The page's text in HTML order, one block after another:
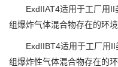
ExdIIAT4适用于工厂用II
组爆炸气体混合物存在的环境
ExdIIBT4适用于工厂用II
组爆炸性气体混合物存在的环